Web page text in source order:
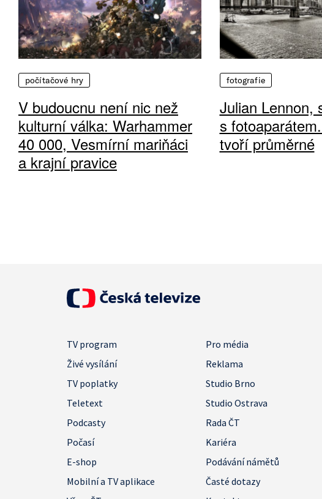
počítačové hry
V budoucnu není nic než
kulturní válka: Warhammer
40 000, Vesmírní mariňáci
a krajní pravice
fotografie
Julian Lennon,
s
tvoří průměrné
TV program
Pro média
Živé vysílání
Reklama
TV poplatky
Studio Brno
Teletext
Studio Ostrava
Podcasty
Rada ČT
Počasí
Kariéra
E-shop
Podávání námětů
Mobilní a TV aplikace
Časté dotazy